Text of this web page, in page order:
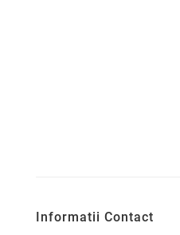
Informatii Contact